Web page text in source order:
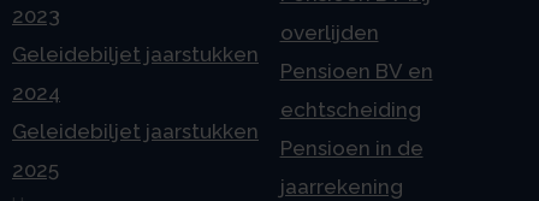
2023
Geleidebiljet jaarstukken
2024
Geleidebiljet jaarstukken
2025
overlijden
Pensioen BV en
echtscheiding
Pensioen in de
jaarrekening